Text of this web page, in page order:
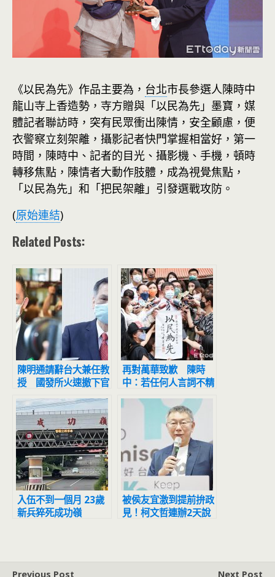
《以民為先》作品主要為， 台北市長參選人陳時中
龍山寺上香造勢，寺方贈與「以民為先」墨寶，媒
體記者聯訪時，突有民眾衝出陳情，安全顧慮，便
衣警察立刻架離，攝影記者快門掌握相當好，第一
時間，陳時中、記者的目光、攝影機、手機，頓時
轉移焦點，陳情者大動作肢體，成為視覺焦點，
「以民為先」和「把民架離」引發選戰攻防。
(原始連結)
Related Posts:
陳明通請辭台大兼任教
授 國發所火速撤下官
網資料
再對萬華致歉 陳時
中：若任何人言詞不精
確受傷害「我誠摯道
歉」
入伍不到一個月 23歲
新兵猝死成功嶺
被侯友宜激到提前拚政
見！柯文哲連辦2天說
Previous Post Next Post